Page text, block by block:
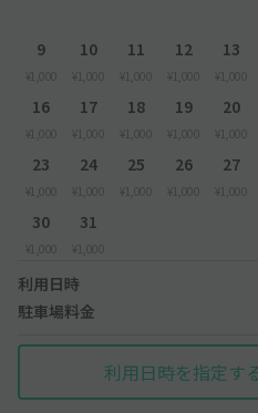
9
¥1,000
10
¥1,000
11
¥1,000
12
¥1,000
13
¥1,000
16
¥1,000
17
¥1,000
18
¥1,000
19
¥1,000
20
¥1,000
23
¥1,000
24
¥1,000
25
¥1,000
26
¥1,000
27
¥1,000
30
¥1,000
31
¥1,000
利用日時
駐車場料金
利用日時を指定す